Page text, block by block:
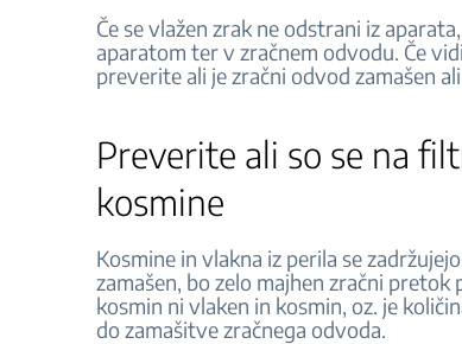
Če se vlažen zrak ne odstrani iz
aparatom ter v zračnem odvodu. Če
preverite ali je zračni odvod zamašen
Preverite ali so se na
kosmine
Kosmine in vlakna iz perila se
zamašen, bo zelo majhen zračni
kosmin ni vlaken in kosmin, oz. je
do zamašitve zračnega odvoda.